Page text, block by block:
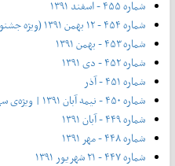
شماره ۴۵۵ - اسفند ۱۳۹۱
شماره ۴۵۴ - ۱۲ بهمن ۱۳۹۱ (ویژه جشنواره فیلم فجر)
شماره ۴۵۳ - بهمن ۱۳۹۱
شماره ۴۵۲ - دی ۱۳۹۱
شماره ۴۵۱ - آذر
شماره ۴۵۰ - نیمه آبان ۱۳۹۱ | ویژه‌ی سی سالگی
شماره ۴۴۹ - آبان ۱۳۹۱
شماره ۴۴۸ - مهر ۱۳۹۱
شماره ۴۴۷ - ۲۱ شهریور ۱۳۹۱